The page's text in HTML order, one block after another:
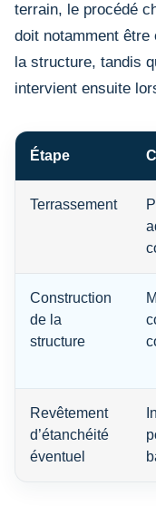
terrain, le procédé
doit notamment
la structure, tandis
intervient ensuite
Étape
Terrassement
Construction
de la
structure
Revêtement
d’étanchéité
éventuel